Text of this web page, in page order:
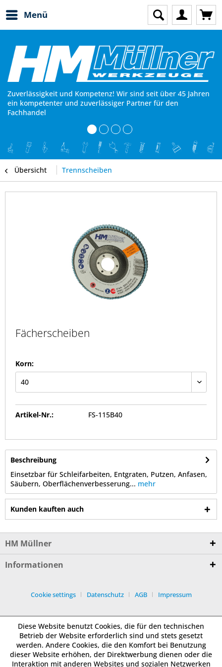
Menü
Zuverlässigkeit und Kompetenz! Wir sind seit über 45 Jahren
ein kompetenter und zuverlässiger Partner für den
Fachhandel
Übersicht Trennscheiben
Fächerscheiben
Korn:
Artikel-Nr.: FS-115B40
Beschreibung
Einsetzbar für Schleifarbeiten, Entgraten, Putzen, Anfasen,
Säubern, Oberflächenverbesserung... mehr
Kunden kauften auch
HM Müllner
Informationen
Cookie settings Datenschutz AGB Impressum
Diese Website benutzt Cookies, die für den technischen
Betrieb der Website erforderlich sind und stets gesetzt
werden. Andere Cookies, die den Komfort bei Benutzung
dieser Website erhöhen, der Direktwerbung dienen oder die
Interaktion mit anderen Websites und sozialen Netzwerken